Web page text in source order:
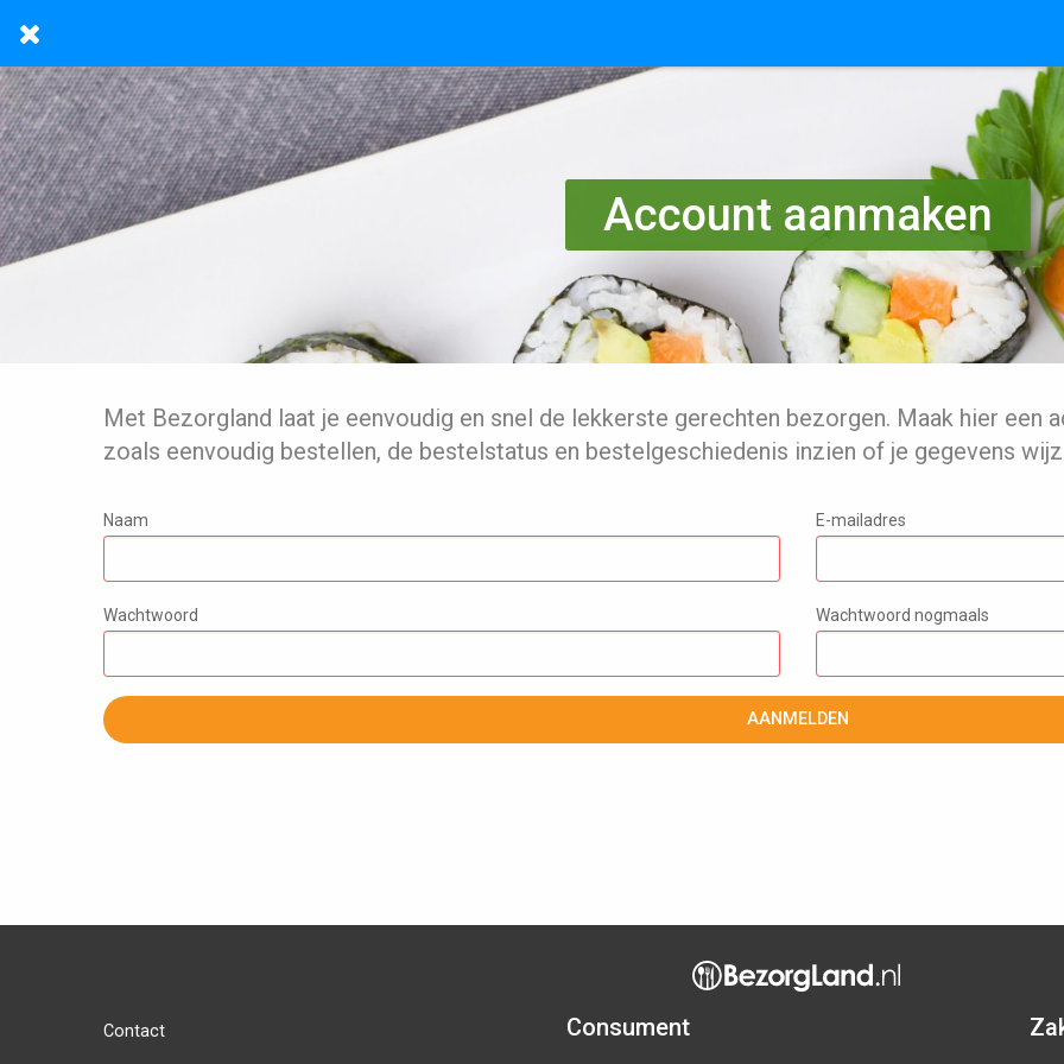
Account aanmaken
Met Bezorgland laat je eenvoudig en snel de lekkerste gerechten bezorgen. Maak hier een
zoals eenvoudig bestellen, de bestelstatus en bestelgeschiedenis inzien of je gegevens
Naam E-mailadres
Wachtwoord Wachtwoord nogmaals
AANMELDEN
Contact Consument